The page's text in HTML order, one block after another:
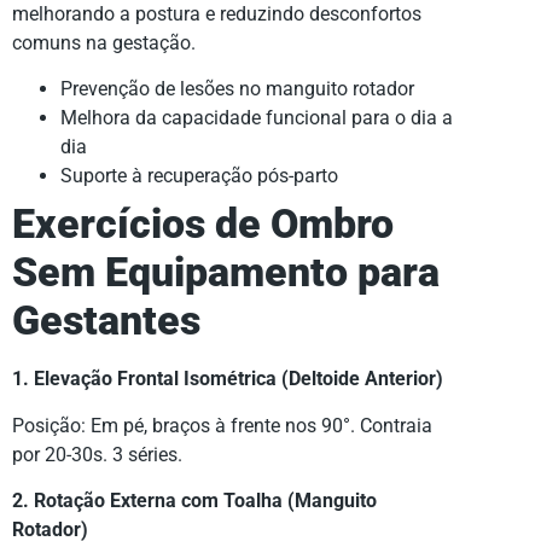
melhorando a postura e reduzindo desconfortos
comuns na gestação.
Prevenção de lesões no manguito rotador
Melhora da capacidade funcional para o dia a
dia
Suporte à recuperação pós-parto
Exercícios de Ombro
Sem Equipamento para
Gestantes
1. Elevação Frontal Isométrica (Deltoide Anterior)
Posição: Em pé, braços à frente nos 90°. Contraia
por 20-30s. 3 séries.
2. Rotação Externa com Toalha (Manguito
Rotador)